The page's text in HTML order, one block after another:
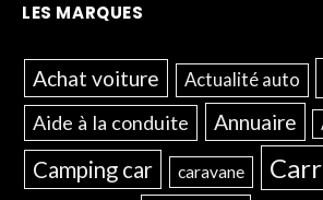
LES MARQUES
Achat voiture Actualité auto
Aide à la conduite Annuaire
Camping car caravane